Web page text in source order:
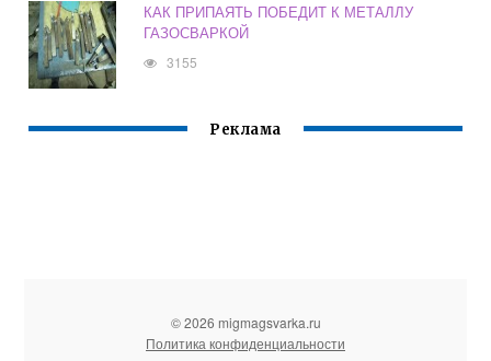
КАК ПРИПАЯТЬ ПОБЕДИТ К МЕТАЛЛУ
ГАЗОСВАРКОЙ
3155
Реклама
© 2026 migmagsvarka.ru
Политика конфиденциальности